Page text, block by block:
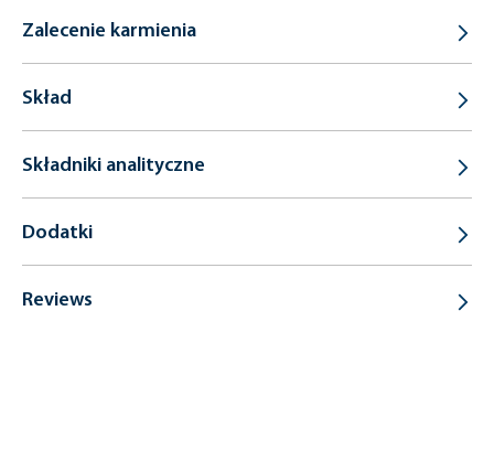
Zalecenie karmienia
Skład
Składniki analityczne
Dodatki
Reviews